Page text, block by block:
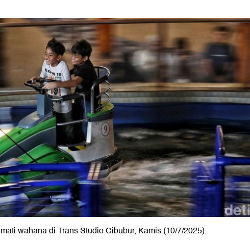
wahana di Trans Studio Cibubur, Kamis (10/7/2025).